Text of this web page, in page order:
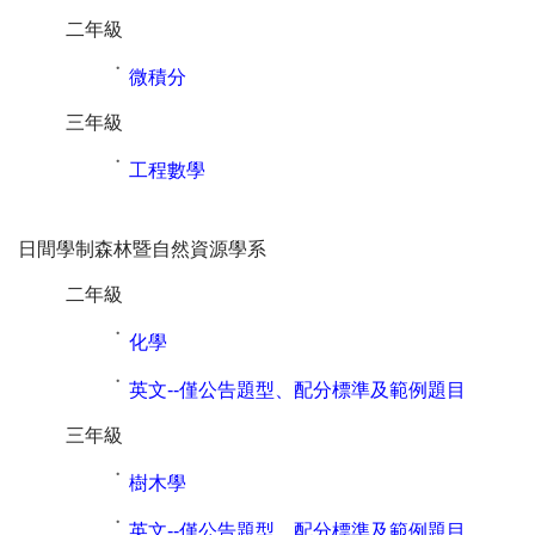
二年級
˙ 微積分
三年級
˙ 工程數學
日間學制森林暨自然資源學系
二年級
˙ 化學
˙ 英文--僅公告題型、配分標準及範例題目
三年級
˙ 樹木學
˙ 英文--僅公告題型、配分標準及範例題目